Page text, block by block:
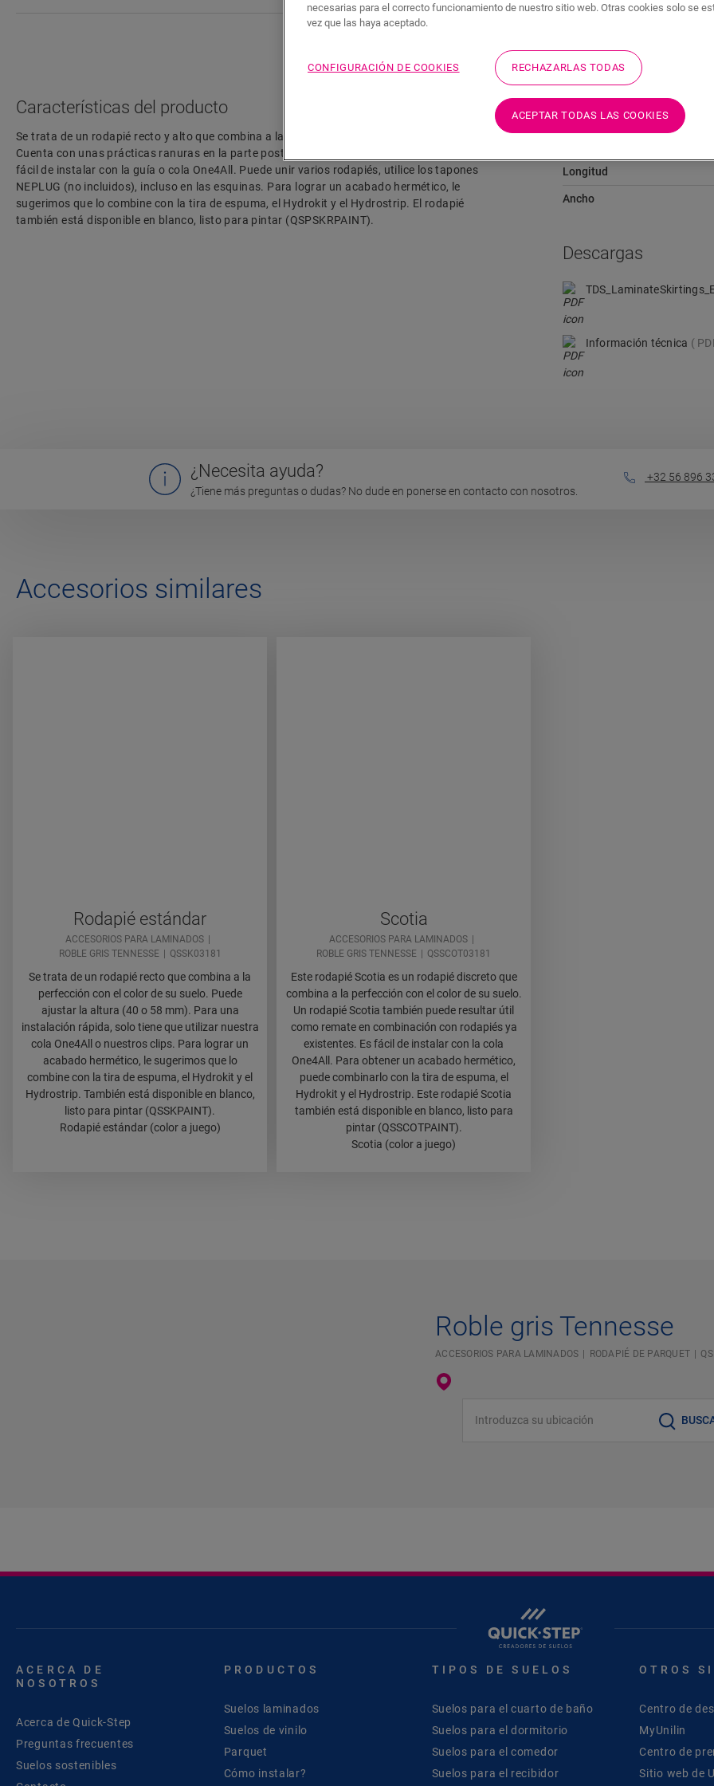
Acceso rápido a Descargas
Características del producto
Se trata de un rodapié recto y alto que combina a la perfección con el color de su suelo.
Cuenta con unas prácticas ranuras en la parte posterior para alojar los cables. El rodapié es
fácil de instalar con la guía o cola One4All. Puede unir varios rodapiés, utilice los tapones
NEPLUG (no incluidos), incluso en las esquinas. Para lograr un acabado hermético, le
sugerimos que lo combine con la tira de espuma, el Hydrokit y el Hydrostrip. El rodapié
también está disponible en blanco, listo para pintar (QSPSKRPAINT).
Dimensiones
Longitud
Ancho
Descargas
Información técnica
¿Necesita ayuda?
¿Tiene más preguntas o dudas? No dude en ponerse en contacto con nosotros.
+32 56 896
Accesorios similares
Rodapié estándar
ACCESORIOS PARA LAMINADOS
ROBLE GRIS TENNESSE
QSSK03181
Se trata de un rodapié recto que combina a la
perfección con el color de su suelo. Puede
ajustar la altura (40 o 58 mm). Para una
instalación rápida, solo tiene que utilizar nuestra
cola One4All o nuestros clips. Para lograr un
acabado hermético, le sugerimos que lo
combine con la tira de espuma, el Hydrokit y el
Hydrostrip. También está disponible en blanco,
listo para pintar (QSSKPAINT).
Rodapié estándar (color a juego)
Scotia
ACCESORIOS PARA LAMINADOS
ROBLE GRIS TENNESSE
QSSCOT03181
Este rodapié Scotia es un rodapié discreto que
combina a la perfección con el color de su suelo.
Un rodapié Scotia también puede resultar útil
como remate en combinación con rodapiés ya
existentes. Es fácil de instalar con la cola
One4All. Para obtener un acabado hermético,
puede combinarlo con la tira de espuma, el
Hydrokit y el Hydrostrip. Este rodapié Scotia
también está disponible en blanco, listo para
pintar (QSSCOTPAINT).
Scotia (color a juego)
Roble gris Tennesse
ACCESORIOS PARA LAMINADOS RODAPIÉ DE PARQUET
ACERCA DE
NOSOTROS
Acerca de Quick-Step
Preguntas frecuentes
Suelos sostenibles
PRODUCTOS
Suelos laminados
Suelos de vinilo
Parquet
Cómo instalar?
TIPOS DE SUELOS
Suelos para el cuarto de baño
Suelos para el dormitorio
Suelos para el comedor
Suelos para el recibidor
OTROS
Centro de
MyUnilin
Centro de
Sitio web de
necesarias para el correcto funcionamiento de nuestro sitio web. Otras cookies solo se
vez que las haya aceptado.
CONFIGURACIÓN DE COOKIES RECHAZARLAS TODAS
ACEPTAR TODAS LAS COOKIES